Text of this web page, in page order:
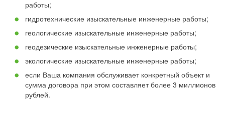
работы;
гидротехнические изыскательные инженерные работы;
геологические изыскательные инженерные работы;
геодезические изыскательные инженерные работы;
экологические изыскательные инженерные работы;
если Ваша компания обслуживает конкретный объект и
сумма договора при этом составляет более 3 миллионов
рублей.